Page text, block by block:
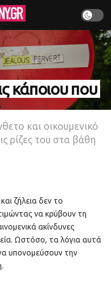
κάποιου που
και οικουμενικό
ρίζες του στα βάθη
ζήλεια δεν το
να κρύβουν τη
ακίνδυνες
Ωστόσο, τα λόγια αυτά
υπονομεύσουν την